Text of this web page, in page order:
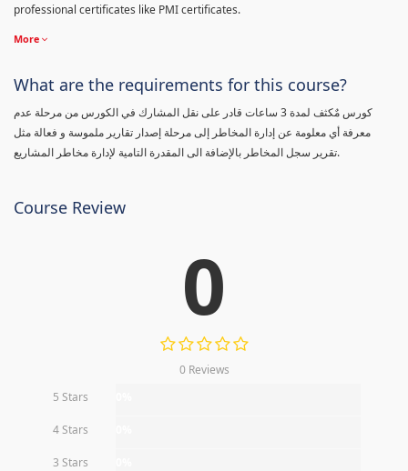
professional certificates like PMI certificates.
More
What are the requirements for this course?
كورس مٌكثف لمدة 3 ساعات قادر على نقل المشارك في الكورس من مرحلة عدم
معرفة أي معلومة عن إدارة المخاطر إلى مرحلة إصدار تقارير ملموسة و فعالة مثل
تقرير سجل المخاطر بالإضافة الى المقدرة التامية لإدارة مخاطر المشاريع.
Course Review
0
0 Reviews
5 Stars
4 Stars
3 Stars